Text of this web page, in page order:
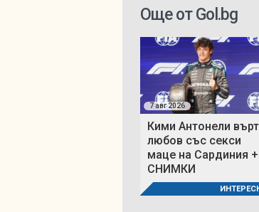
Още от Gol.bg
7 авг 2026
Кими Антонели
любов със секси
маце на Сардиния +
СНИМКИ